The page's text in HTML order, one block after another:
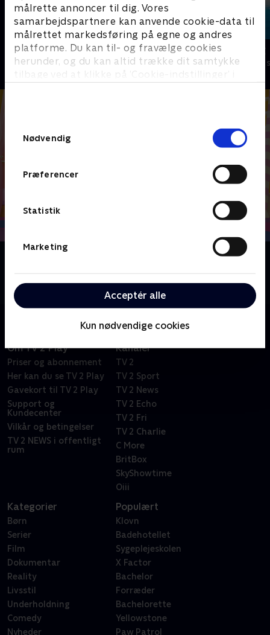
målrette annoncer til dig. Vores
samarbejdspartnere kan anvende cookie-data til
målrettet markedsføring på egne og andres
platforme. Du kan til- og fravælge cookies
herunder, og du kan altid trække dit samtykke
tilbage ved at klikke på ’Cookie-indstillinger’ i
Nødvendig
Præferencer
Statistik
Marketing
Acceptér alle
Kun nødvendige cookies
Magnus & Myggen
Børneserier • 1 sæsoner
Vicke Viking
Børneserier • 1
forældres hotel.
Om TV 2 Play
Priser og abonnement
Her kan du se TV 2 Play
Gavekort til TV 2 Play
Support og
Kundecenter
Vilkår og betingelser
TV 2 NEWS i offentligt
rum
Kanaler
TV 2
TV 2 Sport
TV 2 News
TV 2 Echo
TV 2 Fri
TV 2 Charlie
C More
BritBox
SkyShowtime
Oiii
Kategorier
Børn
Serier
Film
Dokumentar
Reality
Livsstil
Underholdning
Comedy
Nyheder
Populært
Klovn
Badehotellet
Sygeplejeskolen
X Factor
Bachelor
Forræder
Bachelorette
Yellowstone
Paw Patrol